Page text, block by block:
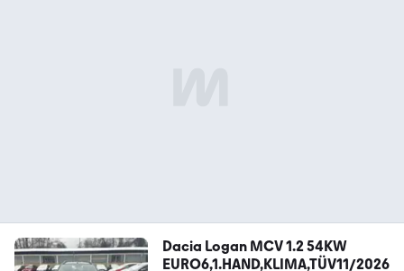
Dacia Logan MCV 1.2 54KW
EURO6,1.HAND,KLIMA,TÜV11/2026